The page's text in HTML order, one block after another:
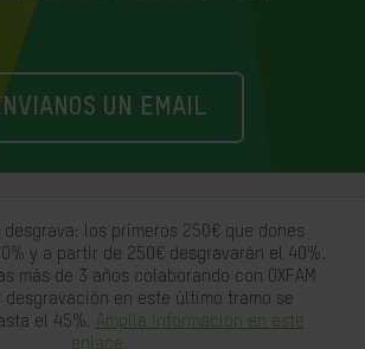
UN EMAIL
desgrava: los primeros 250€ que dones
y a partir de 250€ desgravarán el 40%.
más de 3 años colaborando con OXFAM
tu desgravación en este último tramo se
el 45%. Amplia información en este
enlace.